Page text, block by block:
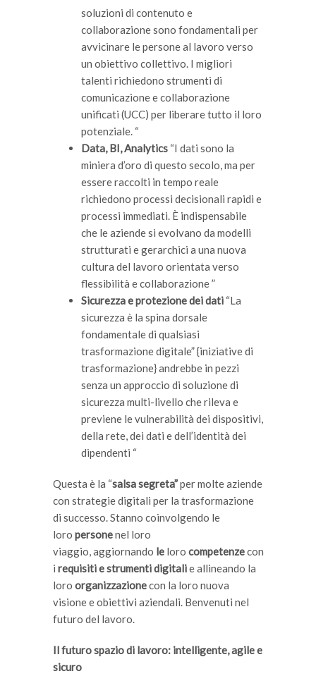
soluzioni di contenuto e
collaborazione sono fondamentali per
avvicinare le persone al lavoro verso
un obiettivo collettivo. I migliori
talenti richiedono strumenti di
comunicazione e collaborazione
unificati (UCC) per liberare tutto il loro
potenziale. “
Data, BI, Analytics “I dati sono la
miniera d’oro di questo secolo, ma per
essere raccolti in tempo reale
richiedono processi decisionali rapidi e
processi immediati. È indispensabile
che le aziende si evolvano da modelli
strutturati e gerarchici a una nuova
cultura del lavoro orientata verso
flessibilità e collaborazione ”
Sicurezza e protezione dei dati “La
sicurezza è la spina dorsale
fondamentale di qualsiasi
trasformazione digitale” {iniziative di
trasformazione} andrebbe in pezzi
senza un approccio di soluzione di
sicurezza multi-livello che rileva e
previene le vulnerabilità dei dispositivi,
della rete, dei dati e dell’identità dei
dipendenti “
Questa è la “salsa segreta”per molte aziende
con strategie digitali per la trasformazione
di successo. Stanno coinvolgendo le
loro personenel loro
viaggio, aggiornando le loro competenzecon
i requisiti e strumenti digitalie allineando la
loro organizzazionecon la loro nuova
visione e obiettivi aziendali. Benvenuti nel
futuro del lavoro.
Il futuro spazio di lavoro: intelligente, agile e
sicuro